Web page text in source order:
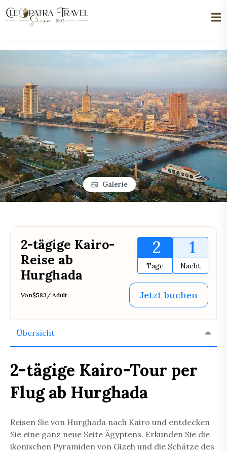
Galerie
2-tägige Kairo-
Reise ab
Hurghada
2
Tage
1
Nacht
Von$583 / Adult Jetzt buchen
Übersicht
2-tägige Kairo-Tour per
Flug ab Hurghada
Reisen Sie von Hurghada nach Kairo und entdecken
Sie eine ganz neue Seite Ägyptens. Erkunden Sie die
ikonischen Pyramiden von Gizeh und die Schätze des